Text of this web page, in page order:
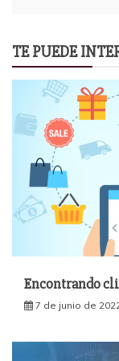
TE PUEDE
Encontrando
7 de junio de